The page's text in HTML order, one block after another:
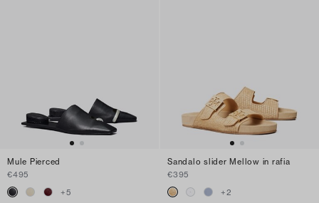
Mule Pierced
€495
+5
Sandalo slider Mellow in rafia
€395
+2